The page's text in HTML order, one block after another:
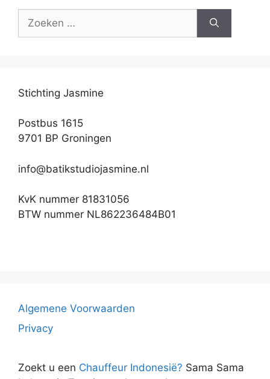
naar:
Stichting Jasmine
Postbus 1615
9701 BP Groningen
info@batikstudiojasmine.nl
KvK nummer 81831056
BTW nummer NL862236484B01
Algemene Voorwaarden
Privacy
Zoekt u een Chauffeur Indonesië? Sama Sama